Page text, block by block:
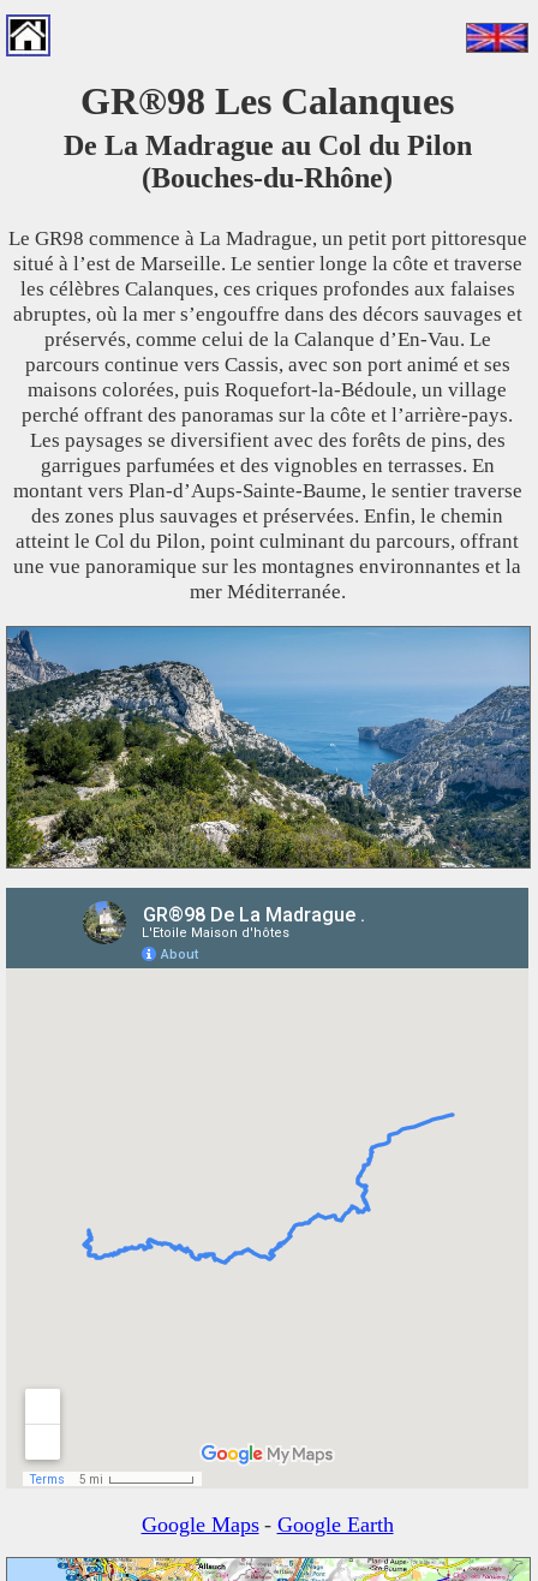
GR®98 Les Calanques
De La Madrague au Col du Pilon
(Bouches-du-Rhône)
Le GR98 commence à La Madrague, un petit port pittoresque
situé à l’est de Marseille. Le sentier longe la côte et traverse
les célèbres Calanques, ces criques profondes aux falaises
abruptes, où la mer s’engouffre dans des décors sauvages et
préservés, comme celui de la Calanque d’En-Vau. Le
parcours continue vers Cassis, avec son port animé et ses
maisons colorées, puis Roquefort-la-Bédoule, un village
perché offrant des panoramas sur la côte et l’arrière-pays.
Les paysages se diversifient avec des forêts de pins, des
garrigues parfumées et des vignobles en terrasses. En
montant vers Plan-d’Aups-Sainte-Baume, le sentier traverse
des zones plus sauvages et préservées. Enfin, le chemin
atteint le Col du Pilon, point culminant du parcours, offrant
une vue panoramique sur les montagnes environnantes et la
mer Méditerranée.
Google Maps - Google Earth